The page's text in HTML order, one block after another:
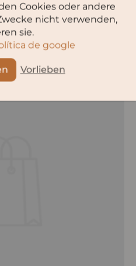
товара
Cookies oder andere
nicht verwenden,
sie.
de google
Vorlieben